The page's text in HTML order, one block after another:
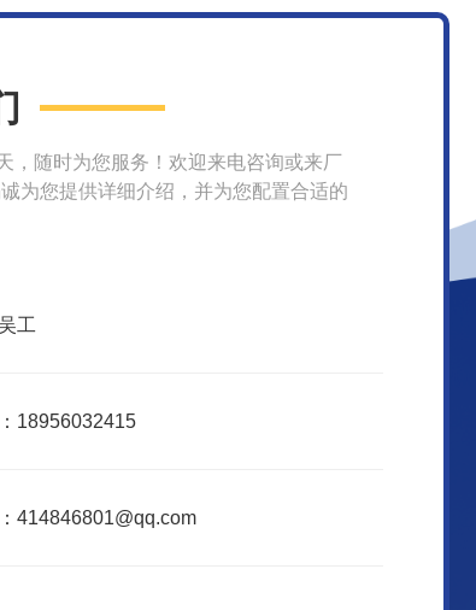
，随时为您服务！欢迎来电咨询或来厂
为您提供详细介绍，并为您配置合适的
工
18956032415
414846801@qq.com